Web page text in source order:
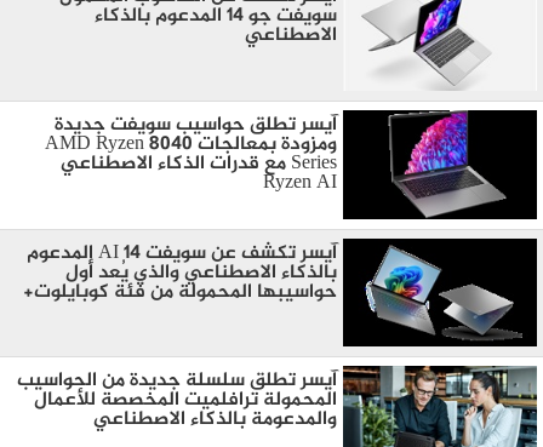
سويفت جو 14 المدعوم بالذكاء
الاصطناعي
آيسر تطلق حواسيب سويفت جديدة
ومزودة بمعالجات AMD Ryzen 8040
Series مع قدرات الذكاء الاصطناعي
Ryzen AI
آيسر تكشف عن سويفت 14 AI المدعوم
بالذكاء الاصطناعي والذي يُعد أول
حواسيبها المحمولة من فئة كوبايلوت+
آيسر تطلق سلسلة جديدة من الحواسيب
المحمولة ترافلميت المخصصة للأعمال
والمدعومة بالذكاء الاصطناعي